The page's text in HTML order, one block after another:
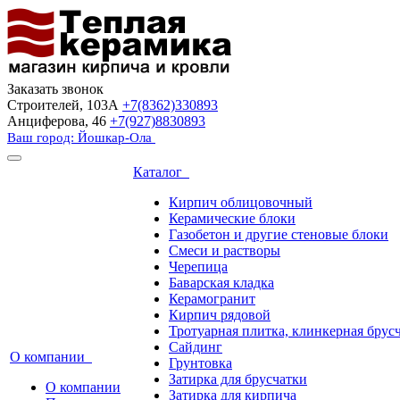
Заказать звонок
Строителей, 103А +7(8362)330893
Анциферова, 46 +7(927)8830893
Ваш город: Йошкар-Ола
О компании
О компании
Каталог
Кирпич облицовочный
Керамические блоки
Газобетон и другие стеновые блоки
Смеси и растворы
Черепица
Баварская кладка
Керамогранит
Кирпич рядовой
Тротуарная плитка, клинкерная
Сайдинг
Грунтовка
Затирка для брусчатки
Затирка для кирпича